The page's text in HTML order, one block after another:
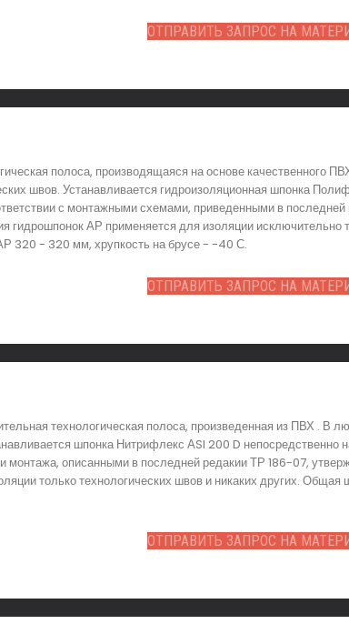
ОТПРАВИТЬ ЗАПРОС НА
полоса, производящаяся на основе качественного
швов. Устанавливается гидроизоляционная шпонка
с монтажными схемами, приведенными в
гидрошпонок АР применяется для изоляции исключительно
320 - 320 мм, хрупкость на брусе - -40 С.
ОТПРАВИТЬ ЗАПРОС НА
технологическая полоса, произведенная из ПВХ . В
шпонка Нитрифлекс АSI 200 D
монтажа, описанными в последней редакии ТР 186-07,
только технологических швов и никаких других.
ОТПРАВИТЬ ЗАПРОС НА